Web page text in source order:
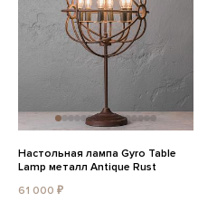
Настольная лампа Gyro Table
Lamp металл Antique Rust
61 000 ₽